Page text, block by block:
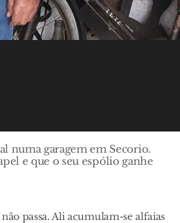
numa garagem em Secorio.
e que o seu espólio ganhe
passa. Ali acumulam-se alfaias